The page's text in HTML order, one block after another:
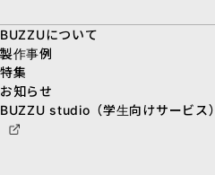
BUZZUについて
製作事例
特集
お知らせ
BUZZU studio（学生向けサービス）